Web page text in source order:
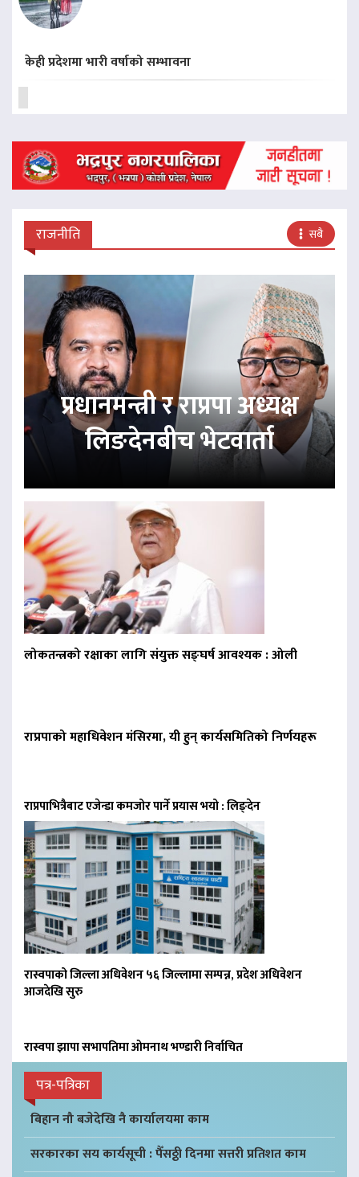
केही प्रदेशमा भारी वर्षाको सम्भावना
राजनीति सबै
प्रधानमन्त्री र राप्रपा अध्यक्ष
लिङदेनबीच भेटवार्ता
लोकतन्त्रको रक्षाका लागि संयुक्त सङ्घर्ष आवश्यक : ओली
राप्रपाको महाधिवेशन मंसिरमा, यी हुन् कार्यसमितिको निर्णयहरू
राप्रपाभित्रैबाट एजेन्डा कमजोर पार्ने प्रयास भयो : लिङ्देन
रास्वपाको जिल्ला अधिवेशन ५६ जिल्लामा सम्पन्न, प्रदेश अधिवेशन
आजदेखि सुरु
रास्वपा झापा सभापतिमा ओमनाथ भण्डारी निर्वाचित
पत्र-पत्रिका
बिहान नौ बजेदेखि नै कार्यालयमा काम
सरकारका सय कार्यसूची : पैँसठ्ठी दिनमा सत्तरी प्रतिशत काम